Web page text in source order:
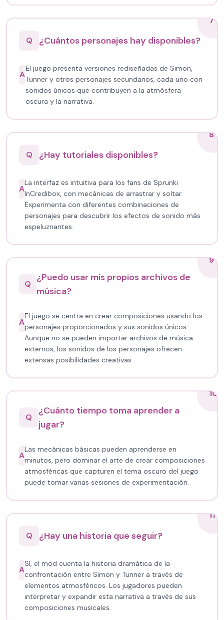
7
Q
¿Cuántos personajes hay disponibles?
A
El juego presenta versiones rediseñadas de Simon,
Tunner y otros personajes secundarios, cada uno con
sonidos únicos que contribuyen a la atmósfera
oscura y la narrativa.
8
Q
¿Hay tutoriales disponibles?
A
La interfaz es intuitiva para los fans de Sprunki
InCredibox, con mecánicas de arrastrar y soltar.
Experimenta con diferentes combinaciones de
personajes para descubrir los efectos de sonido más
espeluznantes.
9
Q
¿Puedo usar mis propios archivos de
música?
A
El juego se centra en crear composiciones usando los
personajes proporcionados y sus sonidos únicos.
Aunque no se pueden importar archivos de música
externos, los sonidos de los personajes ofrecen
extensas posibilidades creativas.
10
Q
¿Cuánto tiempo toma aprender a
jugar?
A
Las mecánicas básicas pueden aprenderse en
minutos, pero dominar el arte de crear composiciones
atmosféricas que capturen el tema oscuro del juego
puede tomar varias sesiones de experimentación.
11
Q
¿Hay una historia que seguir?
A
Sí, el mod cuenta la historia dramática de la
confrontación entre Simon y Tunner a través de
elementos atmosféricos. Los jugadores pueden
interpretar y expandir esta narrativa a través de sus
composiciones musicales.